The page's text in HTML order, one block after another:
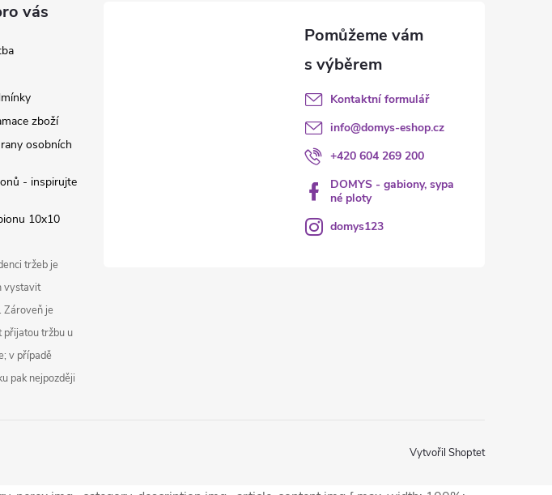
vás
zboží
osobních
- inspirujte
10x10
tržeb je
vystavit
Zároveň je
přijatou tržbu u
v případě
pak nejpozději
Kontaktní formulář
info@domys-eshop.cz
+420 604 269 200
DOMYS - gabiony, sypa
né ploty
domys123
Vytvořil Shoptet